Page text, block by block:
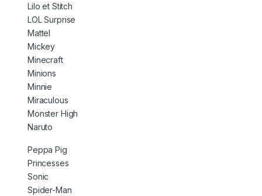
Lilo et Stitch
LOL Surprise
Mattel
Mickey
Minecraft
Minions
Minnie
Miraculous
Monster High
Naruto
Peppa Pig
Princesses
Sonic
Spider-Man